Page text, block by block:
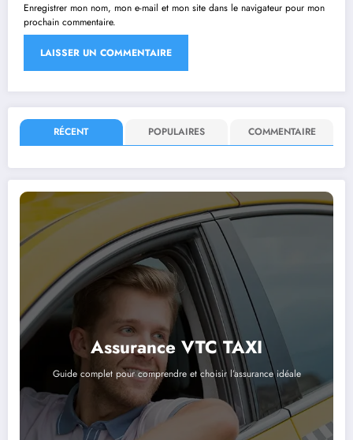
Enregistrer mon nom, mon e-mail et mon site dans le navigateur pour mon
prochain commentaire.
RÉCENT POPULAIRES COMMENTAIRE
Assurance VTC TAXI
Guide complet pour comprendre et choisir l’assurance idéale